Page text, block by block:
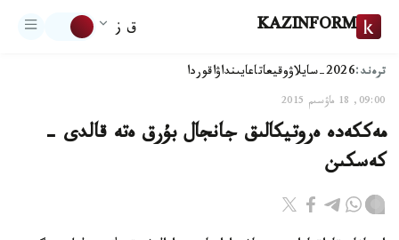
KAZINFORM ق ز
ترەند:2026-سايلاۋ وقيعاتاعايىنداۋاقوردا
09:00, 18 ماۋسىم 2015
مەككەدە ەروتيكالىق جانجال بۇرق ەتە قالدى -
كەسكىن